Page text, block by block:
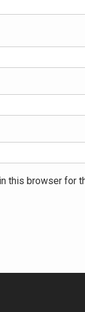
this browser for